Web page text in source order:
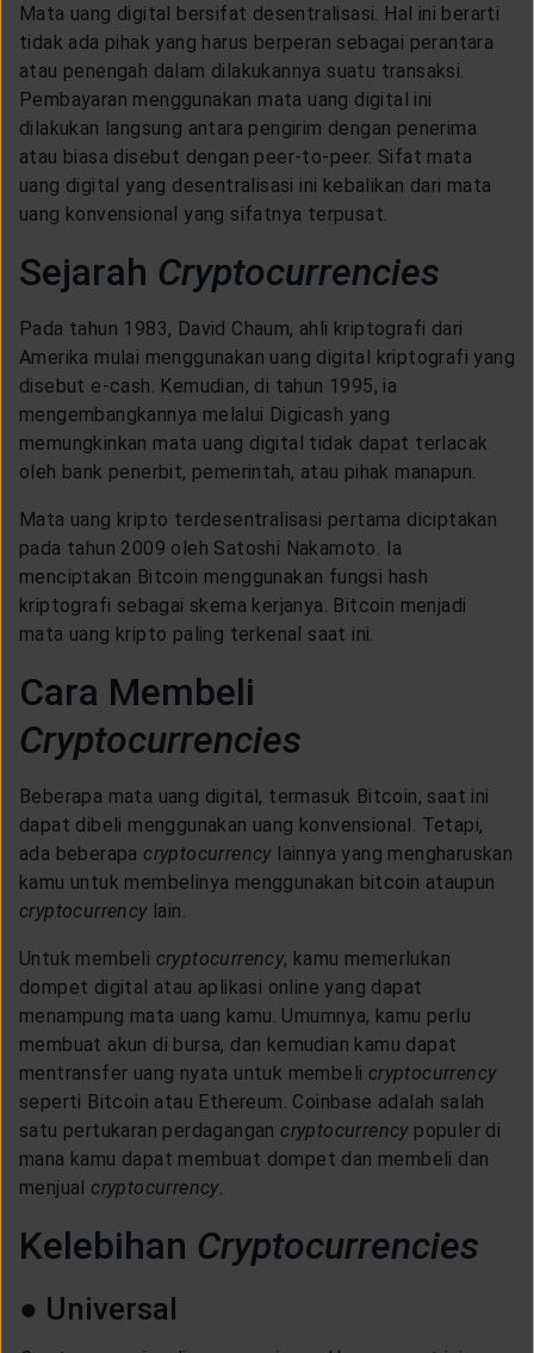
Mata uang digital bersifat desentralisasi. Hal ini berarti
tidak ada pihak yang harus berperan sebagai perantara
atau penengah dalam dilakukannya suatu transaksi.
Pembayaran menggunakan mata uang digital ini
dilakukan langsung antara pengirim dengan penerima
atau biasa disebut dengan peer-to-peer. Sifat mata
uang digital yang desentralisasi ini kebalikan dari mata
uang konvensional yang sifatnya terpusat.
Sejarah Cryptocurrencies
Pada tahun 1983, David Chaum, ahli kriptografi dari
Amerika mulai menggunakan uang digital kriptografi yang
disebut e-cash. Kemudian, di tahun 1995, ia
mengembangkannya melalui Digicash yang
memungkinkan mata uang digital tidak dapat terlacak
oleh bank penerbit, pemerintah, atau pihak manapun.
Mata uang kripto terdesentralisasi pertama diciptakan
pada tahun 2009 oleh Satoshi Nakamoto. Ia
menciptakan Bitcoin menggunakan fungsi hash
kriptografi sebagai skema kerjanya. Bitcoin menjadi
mata uang kripto paling terkenal saat ini.
Cara Membeli
Cryptocurrencies
Beberapa mata uang digital, termasuk Bitcoin, saat ini
dapat dibeli menggunakan uang konvensional. Tetapi,
ada beberapa cryptocurrencylainnya yang mengharuskan
kamu untuk membelinya menggunakan bitcoin ataupun
cryptocurrencylain.
Untuk membeli cryptocurrency, kamu memerlukan
dompet digital atau aplikasi online yang dapat
menampung mata uang kamu. Umumnya, kamu perlu
membuat akun di bursa, dan kemudian kamu dapat
mentransfer uang nyata untuk membeli cryptocurrency
seperti Bitcoin atau Ethereum. Coinbase adalah salah
satu pertukaran perdagangan cryptocurrencypopuler di
mana kamu dapat membuat dompet dan membeli dan
menjual cryptocurrency.
Kelebihan Cryptocurrencies
● Universal